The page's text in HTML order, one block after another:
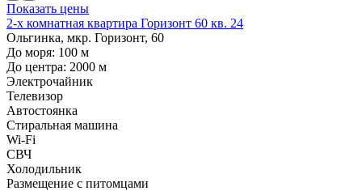
Показать цены
2-х комнатная квартира Горизонт 60 кв. 24
Ольгинка, мкр. Горизонт, 60
До моря: 100 м
До центра: 2000 м
Электрочайник
Телевизор
Автостоянка
Стиральная машина
Wi-Fi
СВЧ
Холодильник
Размещение с питомцами